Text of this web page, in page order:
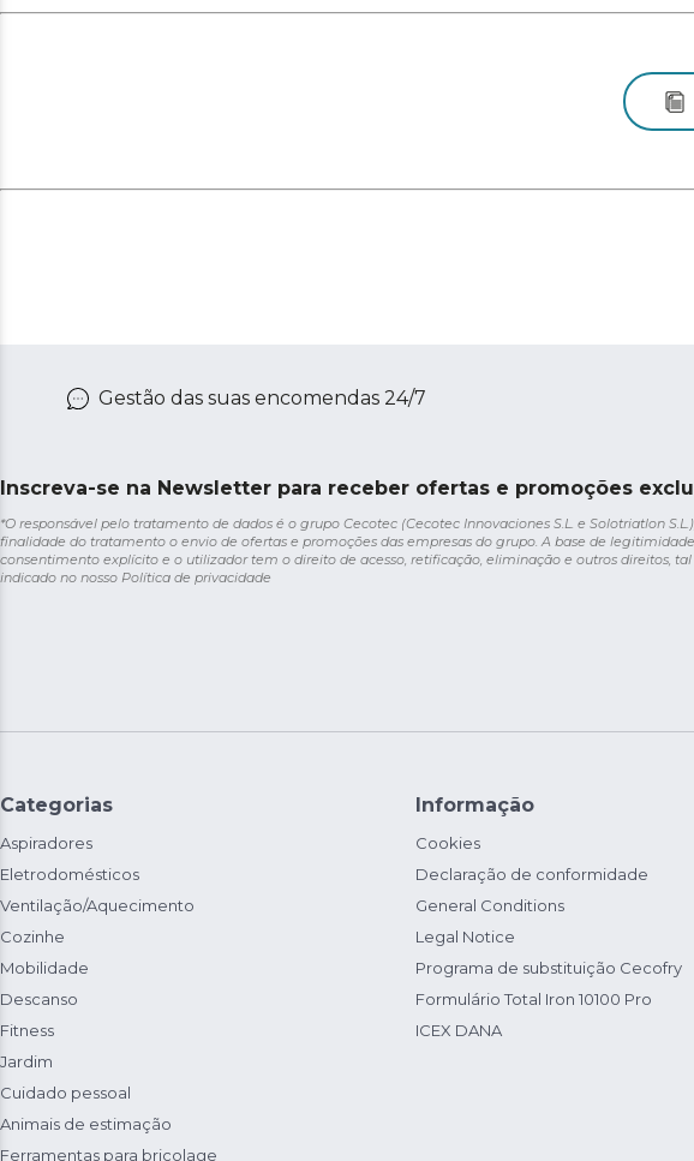
Gestão das suas encomendas 24/7
Inscreva-se na Newsletter para receber ofertas e promoções
*O responsável pelo tratamento de dados é o grupo Cecotec (Cecotec Innovaciones S.L. e Solotriatlon
finalidade do tratamento o envio de ofertas e promoções das empresas do grupo. A base de
consentimento explícito e o utilizador tem o direito de acesso, retificação, eliminação e outros direitos,
indicado no nosso Política de privacidade
Categorias
Aspiradores
Eletrodomésticos
Ventilação/Aquecimento
Cozinhe
Mobilidade
Descanso
Fitness
Jardim
Cuidado pessoal
Animais de estimação
Ferramentas para bricolage
Informação
Cookies
Declaração de conformidade
General Conditions
Legal Notice
Programa de substituição Cecofry
Formulário Total Iron 10100 Pro
ICEX DANA